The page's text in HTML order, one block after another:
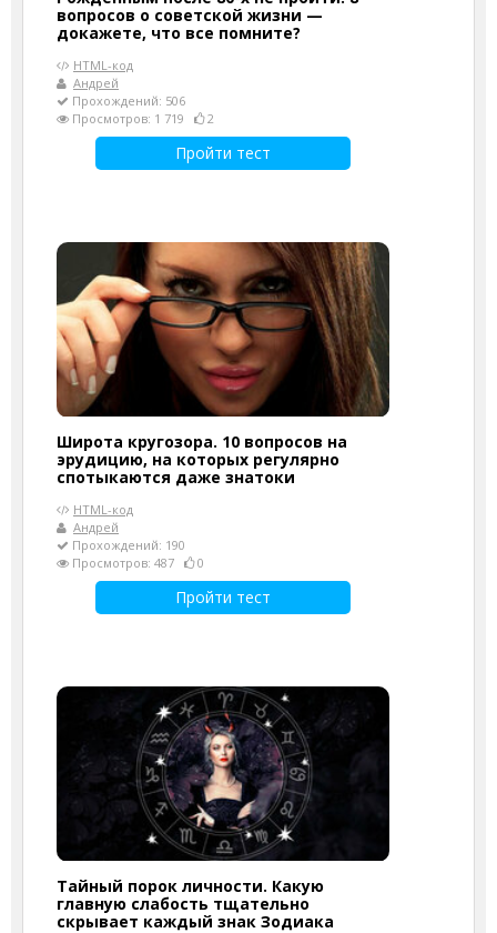
вопросов о советской жизни —
докажете, что все помните?
HTML-код
Андрей
Прохождений: 506
Просмотров: 1 719
2
Пройти тест
Широта кругозора. 10 вопросов на
эрудицию, на которых регулярно
спотыкаются даже знатоки
HTML-код
Андрей
Прохождений: 190
Просмотров: 487
0
Пройти тест
Тайный порок личности. Какую
главную слабость тщательно
скрывает каждый знак Зодиака